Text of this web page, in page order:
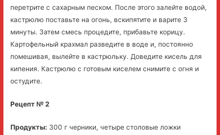
перетрите с сахарным песком. После этого залейте водой,
кастрюлю поставьте на огонь, вскипятите и варите 3
минуты. Затем смесь процедите, прибавьте корицу.
Картофельный крахмал разведите в воде и, постоянно
помешивая, вылейте в кастрюльку. Доведите кисель для
кипения. Кастрюлю с готовым киселем снимите с огня и
остудите.
Рецепт № 2
Продукты: 300 г черники, четыре столовые ложки